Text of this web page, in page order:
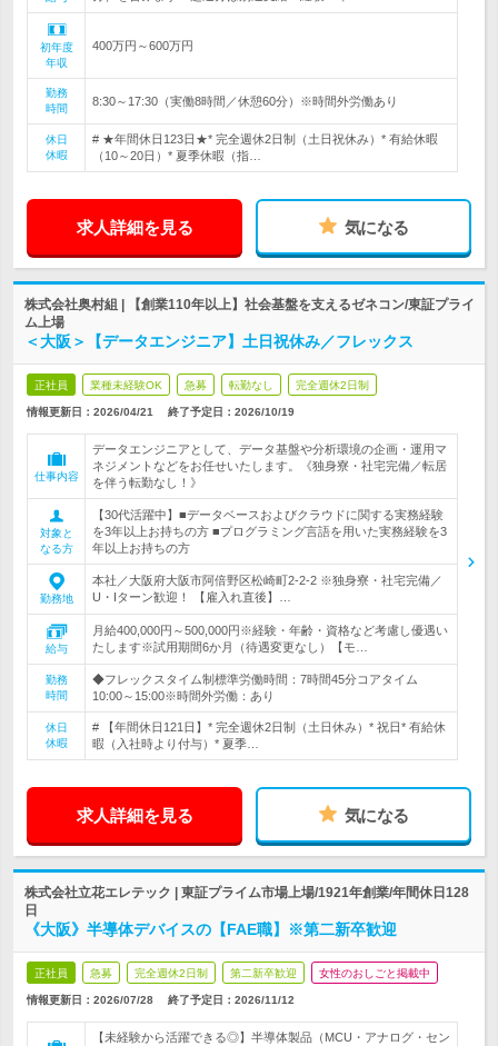
初年度
年収
400万円～600万円
勤務
時間
8:30～17:30（実働8時間／休憩60分）※時間外労働あり
休日
休暇
# ★年間休日123日★* 完全週休2日制（土日祝休み）* 有給休暇
（10～20日）* 夏季休暇（指…
求人詳細を見る 気になる
株式会社奥村組 | 【創業110年以上】社会基盤を支えるゼネコン/東証プライ
ム上場
＜大阪＞【データエンジニア】土日祝休み／フレックス
正社員 業種未経験OK 急募 転勤なし 完全週休2日制
情報更新日：2026/04/21 終了予定日： 2026/10/19
仕事内容
データエンジニアとして、データ基盤や分析環境の企画・運用マ
ネジメントなどをお任せいたします。《独身寮・社宅完備／転居
を伴う転勤なし！》
対象と
なる方
【30代活躍中】■データベースおよびクラウドに関する実務経験
を3年以上お持ちの方 ■プログラミング言語を用いた実務経験を3
年以上お持ちの方
勤務地
本社／大阪府大阪市阿倍野区松崎町2-2-2 ※独身寮・社宅完備／
U・Iターン歓迎！ 【雇入れ直後】…
給与
月給400,000円～500,000円※経験・年齢・資格など考慮し優遇い
たします※試用期間6か月（待遇変更なし）【モ…
勤務
時間
◆フレックスタイム制標準労働時間：7時間45分コアタイム
10:00～15:00※時間外労働：あり
休日
休暇
# 【年間休日121日】* 完全週休2日制（土日休み）* 祝日* 有給休
暇（入社時より付与）* 夏季…
求人詳細を見る 気になる
株式会社立花エレテック | 東証プライム市場上場/1921年創業/年間休日128
日
《大阪》半導体デバイスの【FAE職】※第二新卒歓迎
正社員 急募 完全週休2日制 第二新卒歓迎 女性のおしごと掲載中
情報更新日：2026/07/28 終了予定日： 2026/11/12
【未経験から活躍できる◎】半導体製品（MCU・アナログ・セン